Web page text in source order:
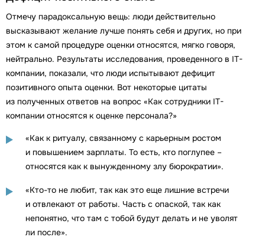
Отмечу парадоксальную вещь: люди действительно
высказывают желание лучше понять себя и других, но при
этом к самой процедуре оценки относятся, мягко говоря,
нейтрально. Результаты исследования, проведенного в IT-
компании, показали, что люди испытывают дефицит
позитивного опыта оценки. Вот некоторые цитаты
из полученных ответов на вопрос «Как сотрудники IT-
компании относятся к оценке персонала?»
«Как к ритуалу, связанному с карьерным ростом
и повышением зарплаты. То есть, кто поглупее –
относятся как к вынужденному злу бюрократии».
«Кто-то не любит, так как это еще лишние встречи
и отвлекают от работы. Часть с опаской, так как
непонятно, что там с тобой будут делать и не уволят
ли после».